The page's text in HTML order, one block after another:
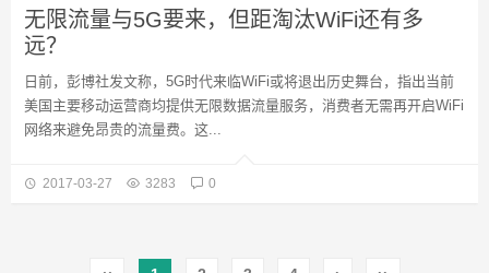
无限流量与5G要来，但距淘汰WiFi还有多
远？
日前，彭博社发文称，5G时代来临WiFi或将退出历史舞台，指出当前
美国主要移动运营商均提供无限数据流量服务，消费者无需再开启WiFi
网络来避免昂贵的流量费。这...
2017-03-27 3283 0